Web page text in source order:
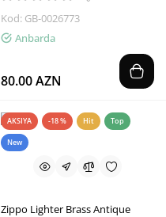
Kod: GB-0026773
Anbarda
80.00 AZN
AKSIYA -18 % Hit Top
New
Zippo Lighter Brass Antique